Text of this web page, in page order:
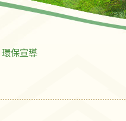
環保宣導